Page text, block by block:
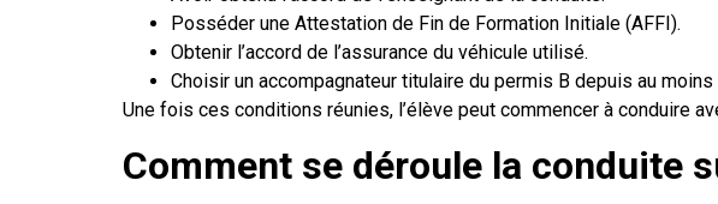
Posséder une Attestation de Fin de Formation Initiale (AFFI).
Obtenir l’accord de l’assurance du véhicule utilisé.
Choisir un accompagnateur titulaire du permis B depuis au
Une fois ces conditions réunies, l’élève peut commencer à conduire
Comment se déroule la conduite